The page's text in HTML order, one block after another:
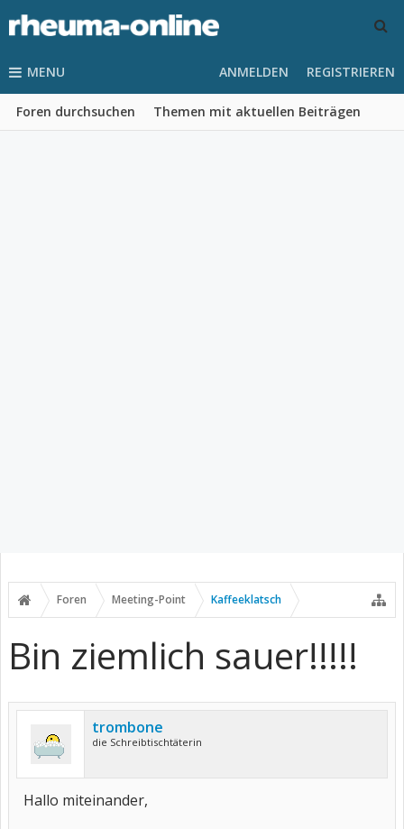
MENU
Foren durchsuchen Themen mit aktuellen Beiträgen
ANMELDEN REGISTRIEREN
Foren Meeting-Point Kaffeeklatsch
Bin ziemlich sauer!!!!!
trombone
die Schreibtischtäterin
Hallo miteinander,